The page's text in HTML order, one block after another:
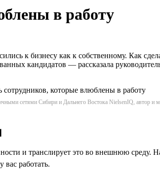
в работу
к бизнесу как к собственному. Как
кандидатов — рассказала
сетями Сибири и Дальнего Востока NielsenIQ, автор и
и транслирует это во внешнюю среду.
работать.